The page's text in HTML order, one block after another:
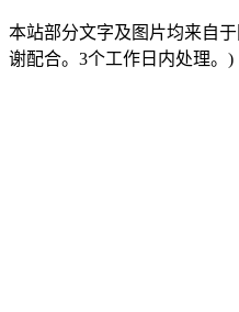
本站部分文字及图片均来自
谢配合。3个工作日内处理。)